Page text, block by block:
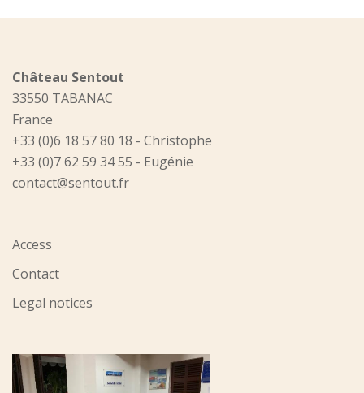
Château Sentout
33550 TABANAC
France
+33 (0)6 18 57 80 18 - Christophe
+33 (0)7 62 59 34 55 - Eugénie
contact@sentout.fr
Access
Contact
Legal notices